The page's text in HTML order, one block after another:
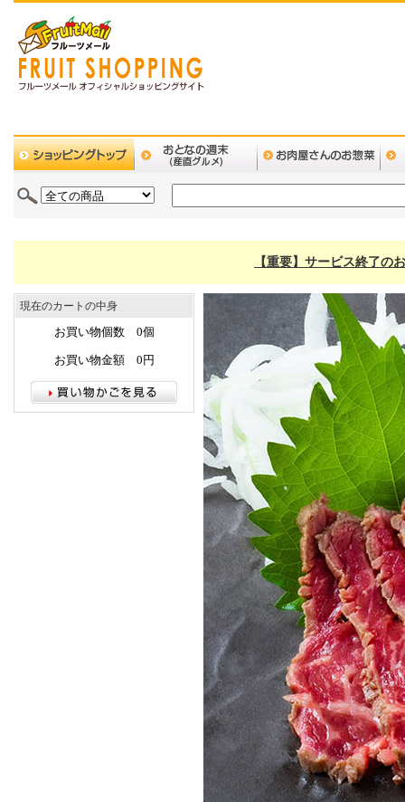
【重要】サービス終了の
現在のカートの中身
お買い物個数 0個
お買い物金額 0円